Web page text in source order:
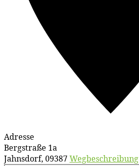
Adresse
Bergstraße 1a
Jahnsdorf, 09387Wegbeschreibung